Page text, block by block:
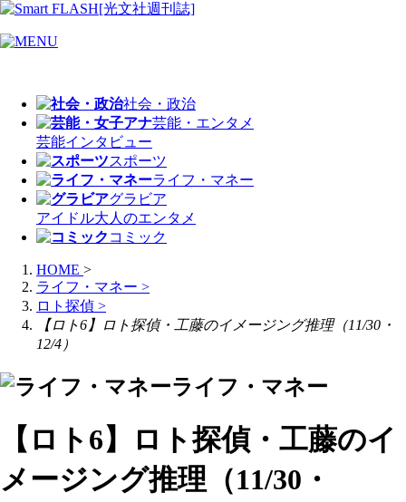
社会・政治
芸能・エンタメ
芸能インタビュー
スポーツ
ライフ・マネー
グラビア
アイドル大人のエンタメ
コミック
HOME >
ライフ・マネー >
ロト探偵 >
【ロト6】ロト探偵・工藤のイメージング推理（11/30・
12/4）
ライフ・マネー
【ロト6】ロト探偵・工藤のイ
メージング推理（11/30・